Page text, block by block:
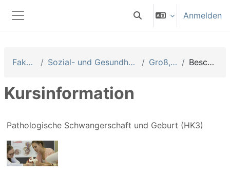
Website-Übersicht
Sucheingabe umschalten
Anmelden
Fakultäten Sozial- und Gesundheitswissenschaften Groß, Solveig Beschreibung
Kursinformation
Pathologische Schwangerschaft und Geburt (HK3)